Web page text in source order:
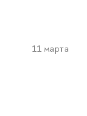
11 марта